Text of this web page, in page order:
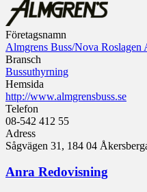
Företagsnamn
Almgrens Buss/Nova Roslagen
Bransch
Bussuthyrning
Hemsida
http://www.almgrensbuss.se
Telefon
08-542 412 55
Adress
Sågvägen 31, 184 04
Anra Redovisning